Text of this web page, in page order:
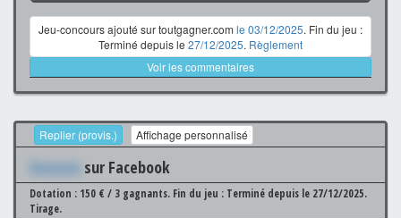
Jeu-concours ajouté sur toutgagner.com le 03/12/2025. Fin du jeu :
Terminé depuis le 27/12/2025. Règlement
Voir les commentaires
Replier (provis.) Affichage personnalisé
Xxxxxxx sur Facebook
Dotation : 150 € / 3 gagnants. Fin du jeu : Terminé depuis le 27/12/2025.
Tirage.